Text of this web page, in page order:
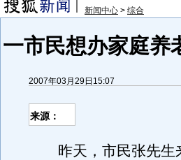
新闻中心 > 综合
一市民想办家庭养
2007年03月29日15:07
来源：
昨天，市民张先生